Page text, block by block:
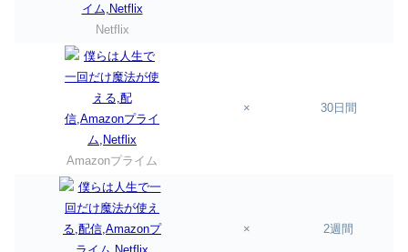
Netflix
Amazonプライム
× 30日間
× 2週間